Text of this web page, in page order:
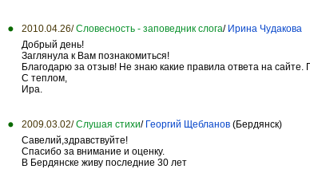
2010.04.26/ Словесность - заповедник слога/ Ирина Чудакова
Добрый день!
Заглянула к Вам познакомиться!
Благодарю за отзыв! Не знаю какие правила ответа на
С теплом,
Ира.
2009.03.02/ Слушая стихи/ Георгий Щебланов (Бердянск)
Савелий,здравствуйте!
Спасибо за внимание и оценку.
В Бердянске живу последние 30 лет